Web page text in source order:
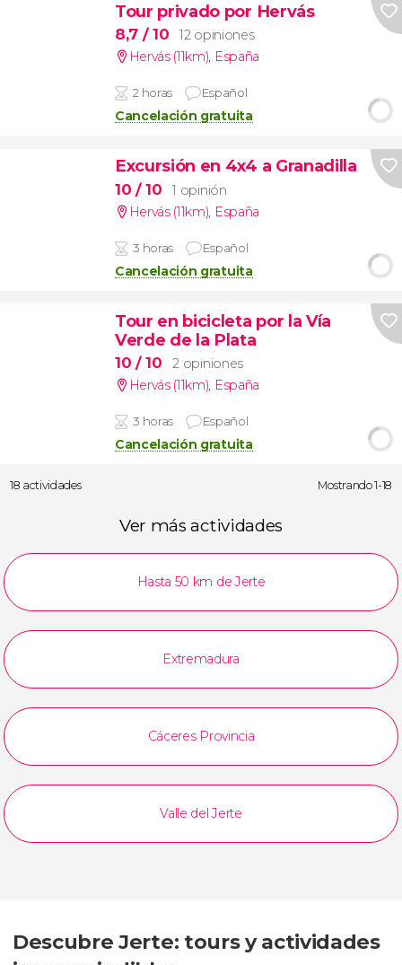
Tour privado por Hervás
8,7 / 10
12 opiniones
Hervás (11km), España
2 horas Español
Cancelación gratuita
Excursión en 4x4 a Granadilla
10 / 10
1 opinión
Hervás (11km), España
3 horas Español
Cancelación gratuita
Tour en bicicleta por la Vía
Verde de la Plata
10 / 10
2 opiniones
Hervás (11km), España
3 horas Español
Cancelación gratuita
18 actividades Mostrando 1-18
Ver más actividades
Hasta 50 km de Jerte
Extremadura
Cáceres Provincia
Valle del Jerte
Descubre Jerte: tours y actividades